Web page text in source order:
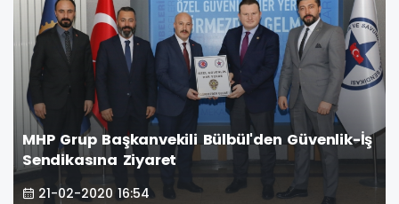
MHP Grup Başkanvekili Bülbül'den Güvenlik-İş
Sendikasına Ziyaret
21-02-2020 16:54